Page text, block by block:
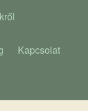
Kapcsolat